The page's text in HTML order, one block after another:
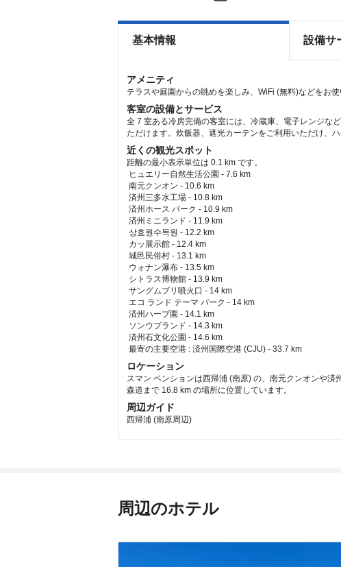
基本情報 設備サ
アメニティ
テラスや庭園からの眺めを楽しみ、WiFi (無料)などをお使
客室の設備とサービス
全 7 室ある冷房完備の客室には、冷蔵庫、電子レンジな
ただけます。炊飯器、遮光カーテンをご利用いただけ、
近くの観光スポット
距離の最小表示単位は 0.1 km です。
ヒュエリー自然生活公園 - 7.6 km
南元クンオン - 10.6 km
済州三多水工場 - 10.8 km
済州ホース パーク - 10.9 km
済州ミニランド - 11.9 km
상효원수목원 - 12.2 km
カッ展示館 - 12.4 km
城邑民俗村 - 13.1 km
ウォナン瀑布 - 13.5 km
シトラス博物館 - 13.9 km
サングムブリ噴火口 - 14 km
エコ ランド テーマ パーク - 14 km
済州ハーブ園 - 14.1 km
ソンウプランド - 14.3 km
済州石文化公園 - 14.6 km
最寄の主要空港 : 済州国際空港 (CJU) - 33.7 km
ロケーション
スマン ペンションは西帰浦 (南原) の、南元クンオンや
森道まで 16.8 km の場所に位置しています。
周辺ガイド
西帰浦 (南原周辺)
周辺のホテル